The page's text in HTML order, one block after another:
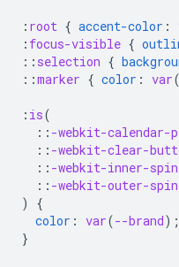
: root { accent-color :
: focus-visible {
:: selection {
::marker { color : var(
: is(
:: -webkit-
:: -webkit-clear-
:: -webkit-inner-
:: -webkit-outer-
)
{
color : var(--brand);
}